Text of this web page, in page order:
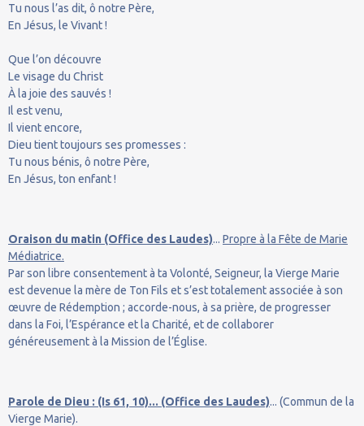
Tu nous l’as dit, ô notre Père,
En Jésus, le Vivant !
Que l’on découvre
Le visage du Christ
À la joie des sauvés !
Il est venu,
Il vient encore,
Dieu tient toujours ses promesses :
Tu nous bénis, ô notre Père,
En Jésus, ton enfant !
Oraison du matin (Office des Laudes)... Propre à la Fête de Marie
Médiatrice.
Par son libre consentement à ta Volonté, Seigneur, la Vierge Marie
est devenue la mère de Ton Fils et s’est totalement associée à son
œuvre de Rédemption ; accorde-nous, à sa prière, de progresser
dans la Foi, l’Espérance et la Charité, et de collaborer
généreusement à la Mission de l’Église.
Parole de Dieu : (Is 61, 10)... (Office des Laudes)... (Commun de la
Vierge Marie).